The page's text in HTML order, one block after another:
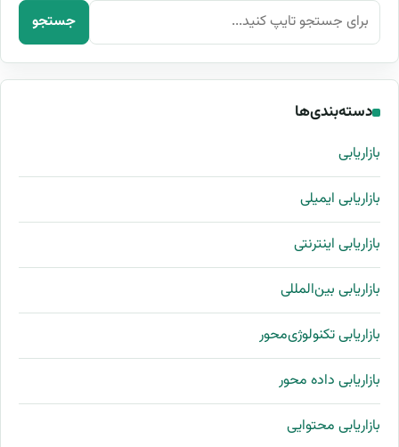
جستجو برای: جستجو
دسته‌بندی‌ها
بازاریابی
بازاریابی ایمیلی
بازاریابی اینترنتی
بازاریابی بین‌المللی
بازاریابی تکنولوژی‌محور
بازاریابی داده محور
بازاریابی محتوایی